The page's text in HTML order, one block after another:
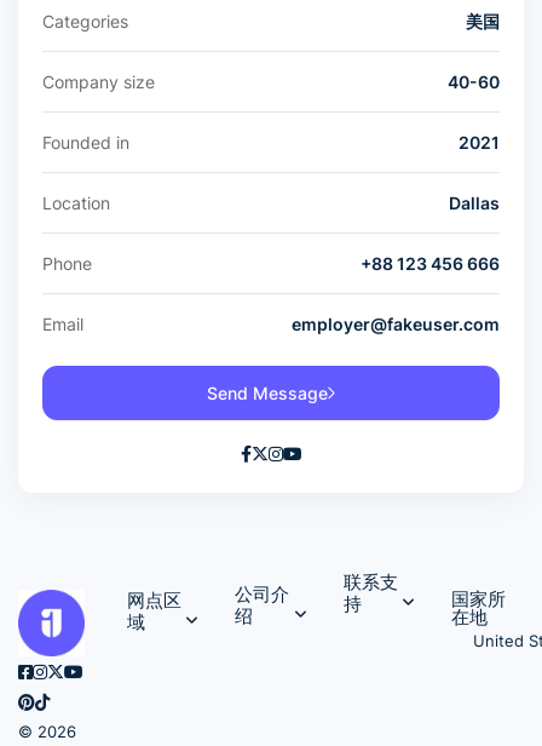
Categories 美国
Company size 40-60
Founded in 2021
Location Dallas
Phone +88 123 456 666
Email employer@fakeuser.com
Send Message
© 2026
网点区
域
公司介
绍
联系支
持
国家所
在地
United